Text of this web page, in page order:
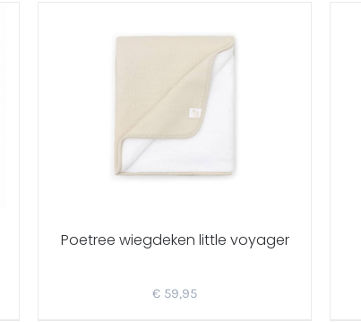
Poetree wiegdeken little voyager
€ 59,95